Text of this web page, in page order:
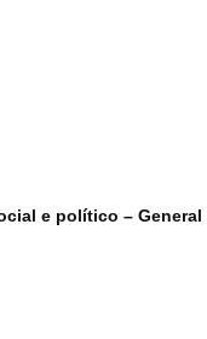
e político – General